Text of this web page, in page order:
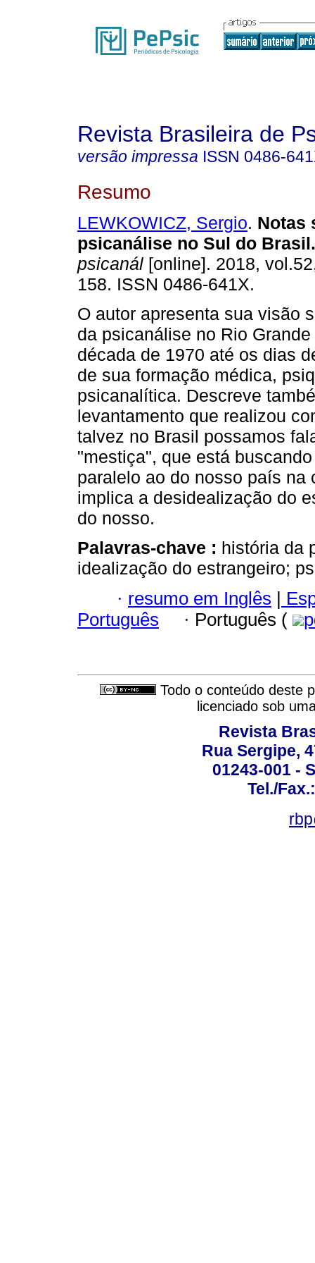
Revista Brasileira de
versão impressa ISSN 0486-
Resumo
LEWKOWICZ, Sergio. Notas
psicanálise no Sul do Brasil.
psicanál [online]. 2018,
158. ISSN 0486-641X.
O autor apresenta sua visão
da psicanálise no Rio
década de 1970 até os dias
de sua formação médica,
psicanalítica. Descreve
levantamento que realizou
talvez no Brasil possamos
"mestiça", que está
paralelo ao do nosso país na
implica a desidealização do
do nosso.
Palavras-chave : história da
idealização do estrangeiro;
· resumo em Inglês |
Português
· Português (
Todo o conteúdo deste
licenciado sob
Revista
Rua Sergipe,
01243-001 -
Tel./